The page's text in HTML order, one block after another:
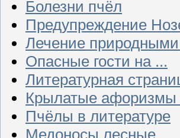
Болезни пчёл
Предупреждение
Лечение
Опасные гости на ...
Литературная
Крылатые афоризмы
Пчёлы в литературе
Медоносы лесные